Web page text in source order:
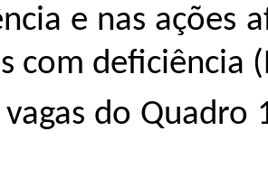
e nas ações
com deficiência
vagas do Quadro